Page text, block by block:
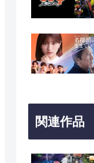
関連作品